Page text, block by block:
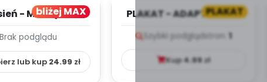
bliżej MAX
- MIESIĘCZNY
–
Brak podglądu
lub kup 24.99 zł
PLAKAT
PLAKAT - ADAPTACJA -
Szybki podglądstron: 1
Kup4.99zł